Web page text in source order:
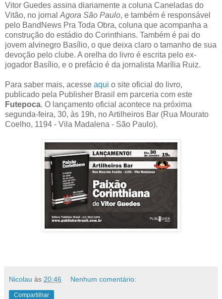
Vitor Guedes assina diariamente a coluna Caneladas do
Vitão, no jornal Agora São Paulo, e também é responsável
pelo BandNews Pra Toda Obra, coluna que acompanha a
construção do estádio do Corinthians. Também é pai do
jovem alvinegro Basílio, o que deixa claro o tamanho de sua
devoção pelo clube. A orelha do livro é escrita pelo ex-
jogador Basílio, e o prefácio é da jornalista Marília Ruiz.
Para saber mais, acesse aqui o site oficial do livro,
publicado pela Publisher Brasil em parceria com este
Futepoca. O lançamento oficial acontece na próxima
segunda-feira, 30, às 19h, no Artilheiros Bar (Rua Mourato
Coelho, 1194 - Vila Madalena - São Paulo).
Nicolau às 20:46 Nenhum comentário:
Compartilhar